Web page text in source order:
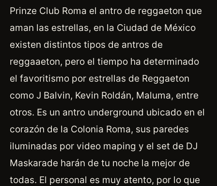
Prinze Club Roma el antro de reggaeton que
aman las estrellas, en la Ciudad de México
existen distintos tipos de antros de
reggaaeton, pero el tiempo ha determinado
el favoritismo por estrellas de Reggaeton
como J Balvin, Kevin Roldán, Maluma, entre
otros. Es un antro underground ubicado en el
corazón de la Colonia Roma, sus paredes
iluminadas por video maping y el set de DJ
Maskarade harán de tu noche la mejor de
todas. El personal es muy atento, por lo que